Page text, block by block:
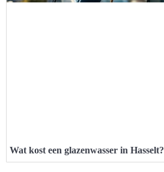
Wat kost een glazenwasser in Hasselt?